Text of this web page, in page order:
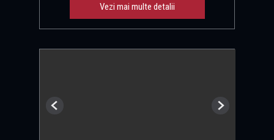
Vezi mai multe detalii
Previous Next